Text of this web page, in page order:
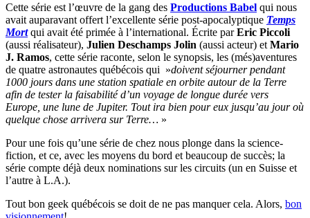
Cette série est l’œuvre de la gang des Productions Babel qui nous
avait auparavant offert l’excellente série post-apocalyptique Temps
Mortqui avait été primée à l’international. Écrite parEric Piccoli
(aussi réalisateur), Julien Deschamps Jolin (aussi acteur) et Mario
J. Ramos, cette série raconte, selon le synopsis, les (més)aventures
de quatre astronautes québécois qui »doivent séjourner pendant
1000 jours dans une station spatiale en orbite autour de la Terre
afin de tester la faisabilité d’un voyage de longue durée vers
Europe, une lune de Jupiter. Tout ira bien pour eux jusqu’au jour où
quelque chose arrivera sur Terre… »
Pour une fois qu’une série de chez nous plonge dans la science-
fiction, et ce, avec les moyens du bord et beaucoup de succès; la
série compte déjà deux nominations sur les circuits (un en Suisse et
l’autre à L.A.).
Tout bon geek québécois se doit de ne pas manquer cela. Alors, bon